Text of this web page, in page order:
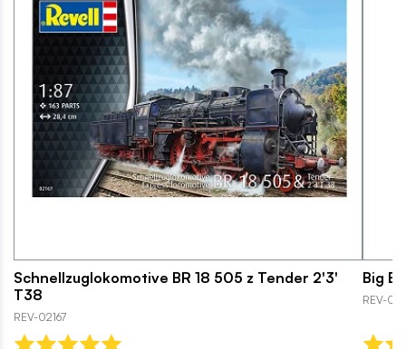
Schnellzuglokomotive BR 18 505 z Tender 2'3'
T38
REV-02167
Big
REV-